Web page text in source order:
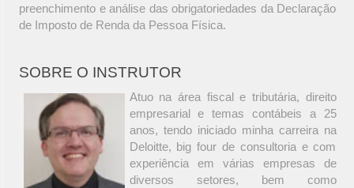
preenchimento e análise das obrigatoriedades da Declaração
de Imposto de Renda da Pessoa Física.
SOBRE O INSTRUTOR
Atuo na área fiscal e tributária, direito
empresarial e temas contábeis a 25
anos, tendo iniciado minha carreira na
Deloitte, big four de consultoria e com
experiência em várias empresas de
diversos setores, bem como